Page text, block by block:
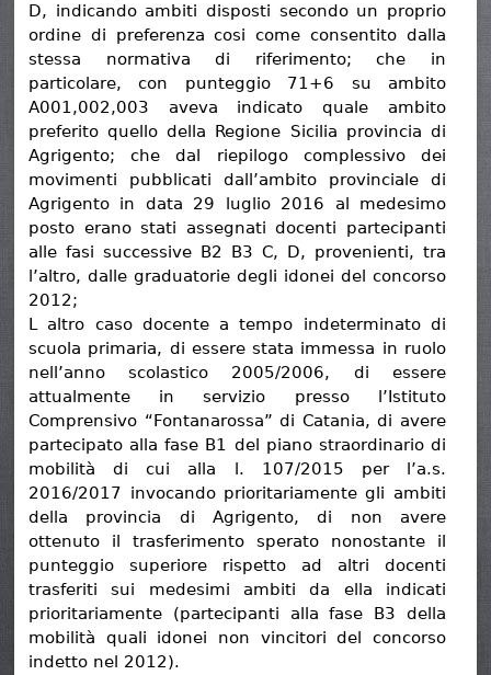
D, indicando ambiti disposti secondo un proprio
ordine di preferenza cosi come consentito dalla
stessa normativa di riferimento; che in
particolare, con punteggio 71+6 su ambito
A001,002,003 aveva indicato quale ambito
preferito quello della Regione Sicilia provincia di
Agrigento; che dal riepilogo complessivo dei
movimenti pubblicati dall’ambito provinciale di
Agrigento in data 29 luglio 2016 al medesimo
posto erano stati assegnati docenti partecipanti
alle fasi successive B2 B3 C, D, provenienti, tra
l’altro, dalle graduatorie degli idonei del concorso
2012;
L altro caso docente a tempo indeterminato di
scuola primaria, di essere stata immessa in ruolo
nell’anno scolastico 2005/2006, di essere
attualmente in servizio presso l’Istituto
Comprensivo “Fontanarossa” di Catania, di avere
partecipato alla fase B1 del piano straordinario di
mobilità di cui alla l. 107/2015 per l’a.s.
2016/2017 invocando prioritariamente gli ambiti
della provincia di Agrigento, di non avere
ottenuto il trasferimento sperato nonostante il
punteggio superiore rispetto ad altri docenti
trasferiti sui medesimi ambiti da ella indicati
prioritariamente (partecipanti alla fase B3 della
mobilità quali idonei non vincitori del concorso
indetto nel 2012).